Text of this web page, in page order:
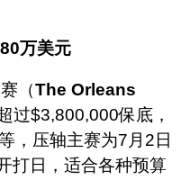
万美元
（The Orleans
过$3,800,000保底，
，压轴主赛为7月2日
打日，适合各种预算